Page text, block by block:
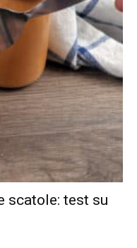
scatole: test su